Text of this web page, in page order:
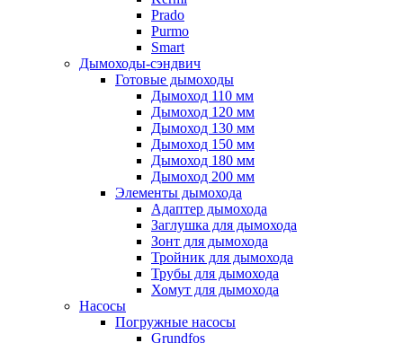
Prado
Purmo
Smart
Дымоходы-сэндвич
Готовые дымоходы
Дымоход 110 мм
Дымоход 120 мм
Дымоход 130 мм
Дымоход 150 мм
Дымоход 180 мм
Дымоход 200 мм
Элементы дымохода
Адаптер дымохода
Заглушка для дымохода
Зонт для дымохода
Тройник для дымохода
Трубы для дымохода
Хомут для дымохода
Насосы
Погружные насосы
Grundfos